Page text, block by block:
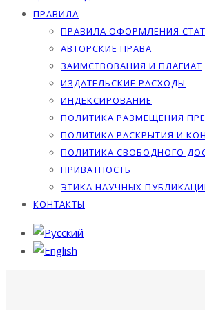
ПРАВИЛА
ПРАВИЛА ОФОРМЛЕНИЯ
АВТОРСКИЕ ПРАВА
ЗАИМСТВОВАНИЯ И ПЛАГИАТ
ИЗДАТЕЛЬСКИЕ РАСХОДЫ
ИНДЕКСИРОВАНИЕ
ПОЛИТИКА РАЗМЕЩЕНИЯ
ПОЛИТИКА РАСКРЫТИЯ И
ПОЛИТИКА СВОБОДНОГО
ПРИВАТНОСТЬ
ЭТИКА НАУЧНЫХ
КОНТАКТЫ